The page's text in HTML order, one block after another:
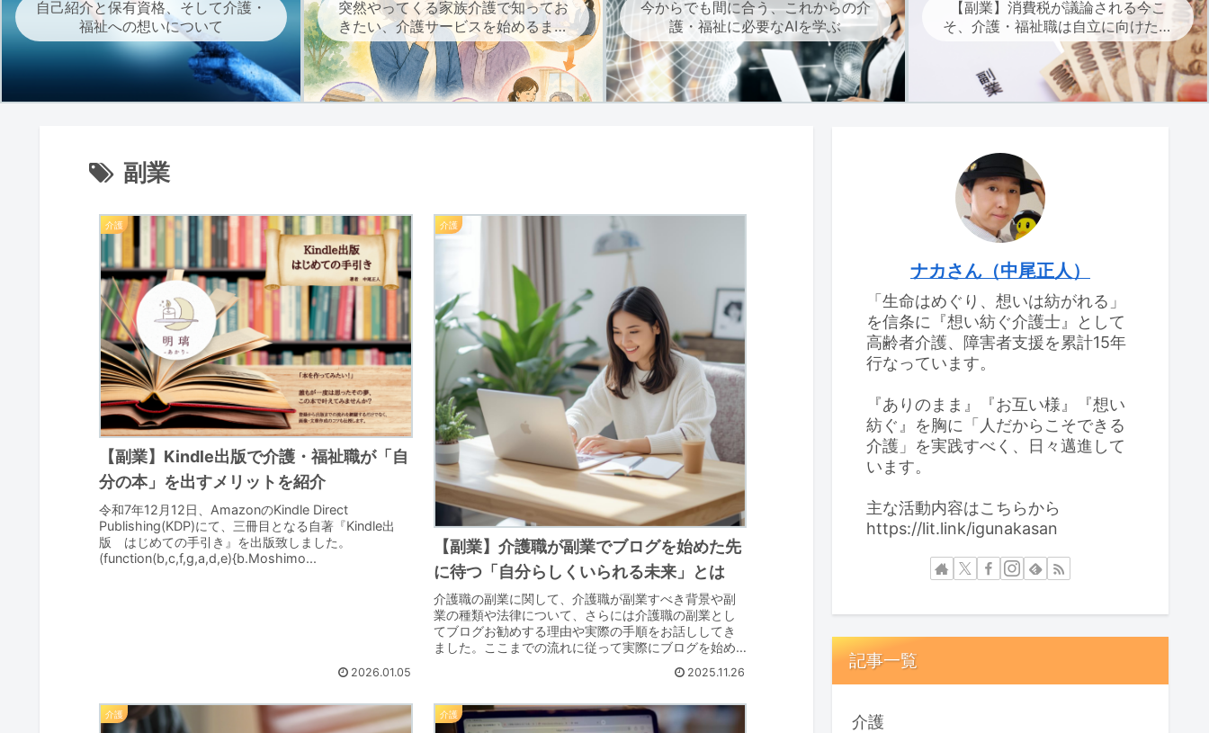
自己紹介と保有資格、そして介護・
福祉への想いについて
突然やってくる家族介護で知ってお
きたい、介護サービスを始めるまで
の流れ
今からでも間に合う、これからの介
護・福祉に必要なAIを学ぶ
【副業】消費税が議論される今こ
そ、介護・福祉職は自立に向けた副
業を考えよう
副業
介護
【副業】Kindle出版で介護・福祉職が「自
分の本」を出すメリットを紹介
令和7年12月12日、AmazonのKindle Direct
Publishing(KDP)にて、三冊目となる自著『Kindle出
版 はじめての手引き』を出版致しました。
(function(b,c,f,g,a,d,e){b.Moshimo...
2026.01.05
介護
【副業】介護職が副業でブログを始めた先
に待つ「自分らしくいられる未来」とは
介護職の副業に関して、介護職が副業すべき背景や副
業の種類や法律について、さらには介護職の副業とし
てブログお勧めする理由や実際の手順をお話ししてき
ました。ここまでの流れに従って実際にブログを始め
2025.11.26
介護 介護
ナカさん（中尾正人）
「生命はめぐり、想いは紡がれる」
を信条に『想い紡ぐ介護士』として
高齢者介護、障害者支援を累計15年
行なっています。
『ありのまま』『お互い様』『想い
紡ぐ』を胸に「人だからこそできる
介護」を実践すべく、日々邁進して
います。
主な活動内容はこちらから
https://lit.link/igunakasan
記事一覧
介護